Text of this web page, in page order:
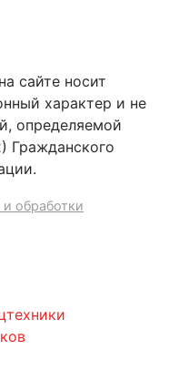
сайте носит
характер и не
определяемой
Гражданского
обработки